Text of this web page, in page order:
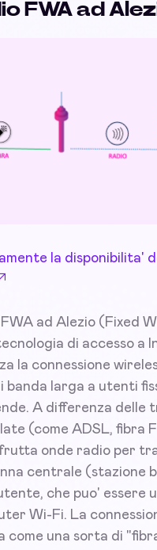
FWA ad
la disponibilita'
ad Alezio (Fixed
di accesso a
la connessione
banda larga a utenti
A differenza delle
(come ADSL, fibra
onde radio per
centrale (stazione
che puo' essere
Wi-Fi. La
come una sorta di